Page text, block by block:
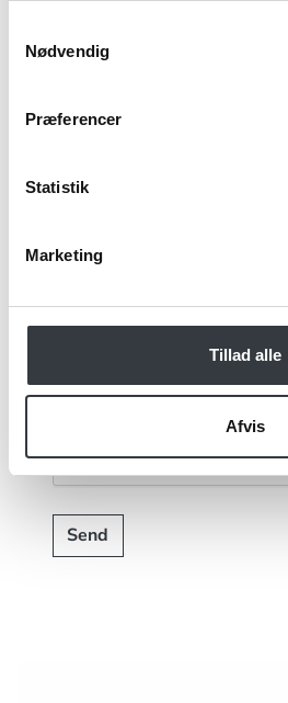
Nødvendig
Præferencer
Statistik
Marketing
Tillad alle
Afvis
specialistens
Send